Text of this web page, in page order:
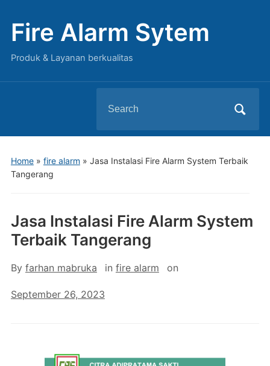
Fire Alarm Sytem
Produk & Layanan berkualitas
for:
Home» fire alarm » Jasa Instalasi Fire Alarm System Terbaik
Tangerang
Jasa Instalasi Fire Alarm System
Terbaik Tangerang
By farhan mabruka in fire alarm on
September 26, 2023